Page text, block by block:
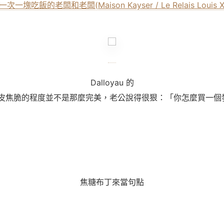
次一塊吃飯的老闆和老闆(Maison Kayser / Le Relais Louis
Dalloyau 的
焦脆的程度並不是那麼完美，老公說得很狠：「你怎麼買一個
焦糖布丁來當句點